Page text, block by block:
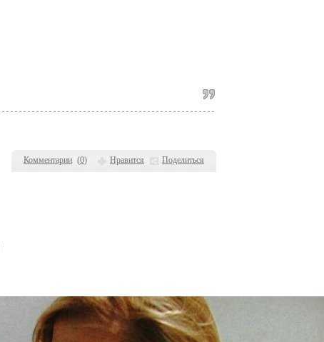
Комментарии (0) Нравится Поделиться